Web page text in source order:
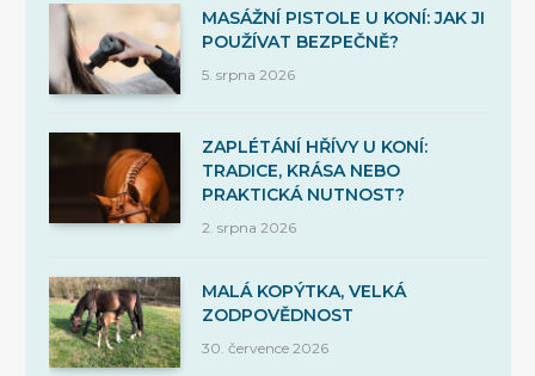
MASÁŽNÍ PISTOLE U KONÍ: JAK JI
POUŽÍVAT BEZPEČNĚ?
5. srpna 2026
ZAPLÉTÁNÍ HŘÍVY U KONÍ:
TRADICE, KRÁSA NEBO
PRAKTICKÁ NUTNOST?
2. srpna 2026
MALÁ KOPÝTKA, VELKÁ
ZODPOVĚDNOST
30. července 2026